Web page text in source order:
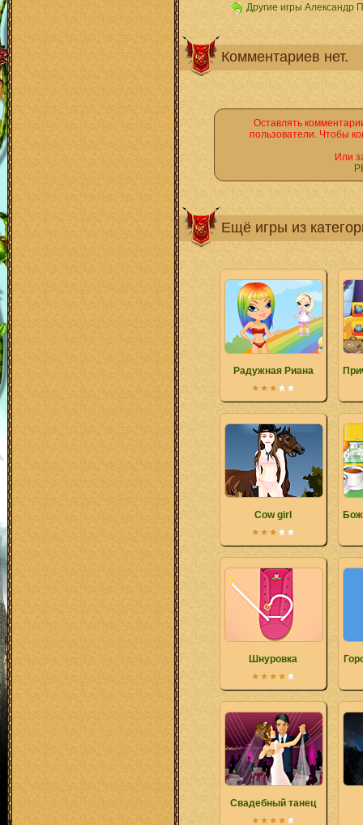
Другие игры Александр
Комментариев нет.
Оставлять
пользователи. Чтобы
Или
Ещё игры из
Радужная Риана
Cow girl
Шнуровка
Свадебный танец